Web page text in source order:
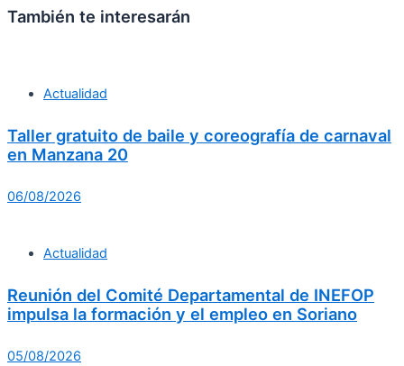
También te interesarán
Actualidad
Taller gratuito de baile y coreografía de carnaval
en Manzana 20
06/08/2026
Actualidad
Reunión del Comité Departamental de INEFOP
impulsa la formación y el empleo en Soriano
05/08/2026